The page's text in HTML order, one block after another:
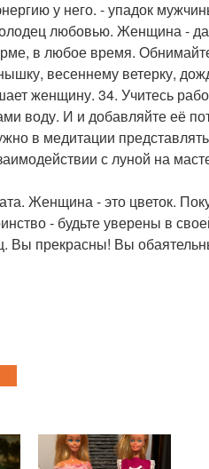
у него. - упадок
любовью. Женщина -
в любое время.
весеннему ветерку,
женщину. 34. Учитесь
воду. И и добавляйте её
в медитации
с луной на
Женщина - это цветок.
- будьте уверены в
Вы прекрасны! Вы